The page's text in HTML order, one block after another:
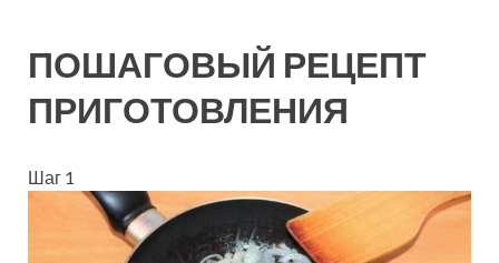
ПОШАГОВЫЙ РЕЦЕПТ
ПРИГОТОВЛЕНИЯ
Шаг 1